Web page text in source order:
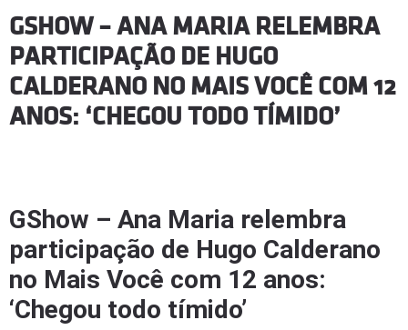
GSHOW – ANA MARIA RELEMBRA
PARTICIPAÇÃO DE HUGO
CALDERANO NO MAIS VOCÊ COM 12
ANOS: ‘CHEGOU TODO TÍMIDO’
GShow – Ana Maria relembra
participação de Hugo Calderano
no Mais Você com 12 anos:
‘Chegou todo tímido’